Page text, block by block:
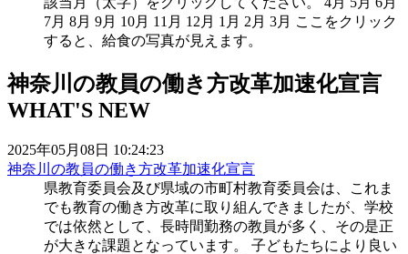
7月 8月 9月 10月 11月 12月 1月 2月 3月 ここをクリック
すると、給食の写真が見えます。
神奈川の教員の働き方改革加速化宣言
WHAT'S NEW
2025年05月08日 10:24:23
神奈川の教員の働き方改革加速化宣言
県教育委員会及び県域の市町村教育委員会は、これま
でも教育の働き方改革に取り組んできましたが、学校
では依然として、長時間勤務の教員が多く、その是正
が大きな課題となっています。 子どもたちにより良い